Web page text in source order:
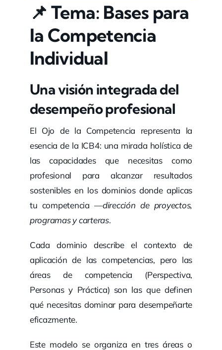
📌 Tema: Bases para
la Competencia
Individual
Una visión integrada del
desempeño profesional
El Ojo de la Competencia representa la
esencia de la ICB4: una mirada holística de
las capacidades que necesitas como
profesional para alcanzar resultados
sostenibles en los dominios donde aplicas
tu competencia —dirección de proyectos,
programas y carteras.
Cada dominio describe el contexto de
aplicación de las competencias, pero las
áreas de competencia (Perspectiva,
Personas y Práctica) son las que definen
qué necesitas dominar para desempeñarte
eficazmente.
Este modelo se organiza en tres áreas o